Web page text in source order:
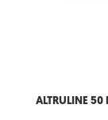
ALTRULINE